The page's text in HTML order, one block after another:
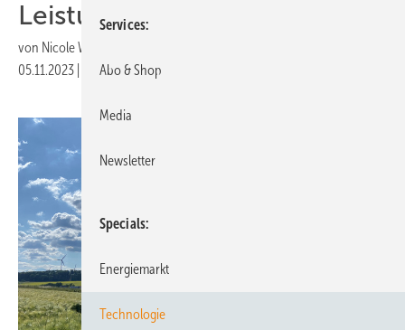
Leistungsspektrum
von Nicole Weinhold
05.11.2023
Druckvorschau
Services
Abo & Shop
Media
Newsletter
Specials
Energiemarkt
Technologie